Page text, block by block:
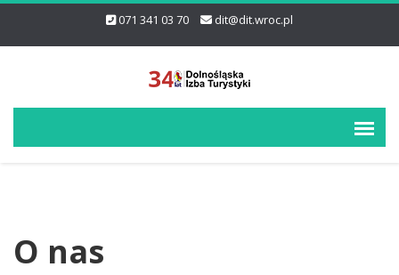
071 341 03 70 dit@dit.wroc.pl
O nas